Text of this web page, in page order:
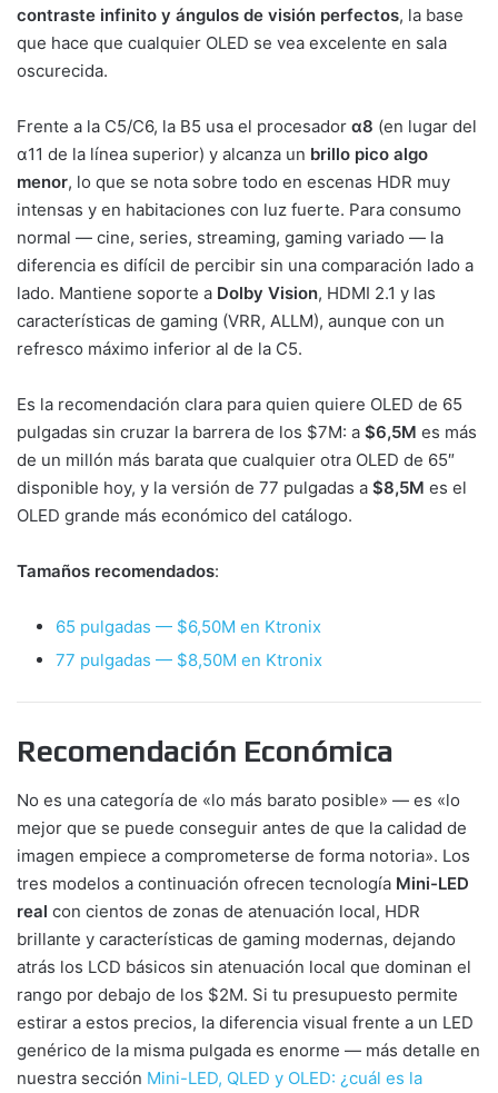
contraste infinito y ángulos de visión perfectos, la base
que hace que cualquier OLED se vea excelente en sala
oscurecida.
Frente a la C5/C6, la B5 usa el procesador α8 (en lugar del
α11 de la línea superior) y alcanza un brillo pico algo
menor, lo que se nota sobre todo en escenas HDR muy
intensas y en habitaciones con luz fuerte. Para consumo
normal — cine, series, streaming, gaming variado — la
diferencia es difícil de percibir sin una comparación lado a
lado. Mantiene soporte a Dolby Vision, HDMI 2.1 y las
características de gaming (VRR, ALLM), aunque con un
refresco máximo inferior al de la C5.
Es la recomendación clara para quien quiere OLED de 65
pulgadas sin cruzar la barrera de los $7M: a $6,5M es más
de un millón más barata que cualquier otra OLED de 65″
disponible hoy, y la versión de 77 pulgadas a $8,5M es el
OLED grande más económico del catálogo.
Tamaños recomendados:
65 pulgadas — $6,50M en Ktronix
77 pulgadas — $8,50M en Ktronix
Recomendación Económica
No es una categoría de «lo más barato posible» — es «lo
mejor que se puede conseguir antes de que la calidad de
imagen empiece a comprometerse de forma notoria». Los
tres modelos a continuación ofrecen tecnología Mini-LED
real con cientos de zonas de atenuación local, HDR
brillante y características de gaming modernas, dejando
atrás los LCD básicos sin atenuación local que dominan el
rango por debajo de los $2M. Si tu presupuesto permite
estirar a estos precios, la diferencia visual frente a un LED
genérico de la misma pulgada es enorme — más detalle en
nuestra sección Mini-LED, QLED y OLED: ¿cuál es la